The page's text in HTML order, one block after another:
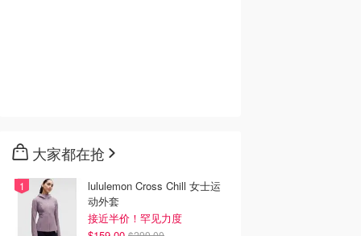
大家都在抢
lululemon Cross Chill 女士运
动外套
接近半价！罕见力度